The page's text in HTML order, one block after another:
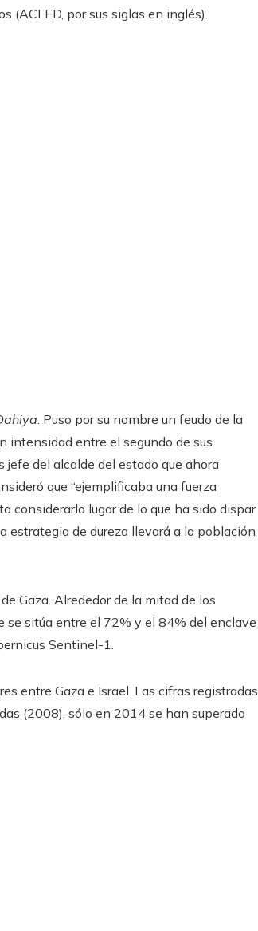
(ACLED, por sus siglas en inglés).
. Puso por su nombre un feudo de la
intensidad entre el segundo de sus
jefe del alcalde del estado que ahora
que “ejemplificaba una fuerza
considerarlo lugar de lo que ha sido dispar
estrategia de dureza llevará a la población
Gaza. Alrededor de la mitad de los
se sitúa entre el 72% y el 84% del enclave
Sentinel-1.
entre Gaza e Israel. Las cifras registradas
(2008), sólo en 2014 se han superado